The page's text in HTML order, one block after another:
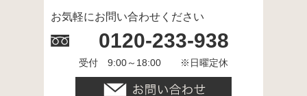
お気軽にお問い合わせください
0120-233-938
受付 9:00～18:00 ※日曜定休